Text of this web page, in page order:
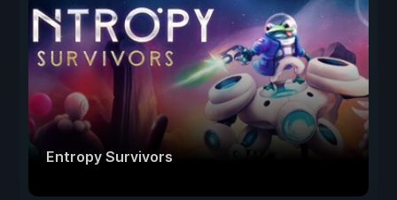
Entropy Survivors